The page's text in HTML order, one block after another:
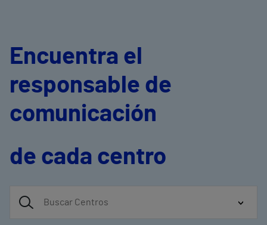
Encuentra el
responsable de
comunicación
de cada centro